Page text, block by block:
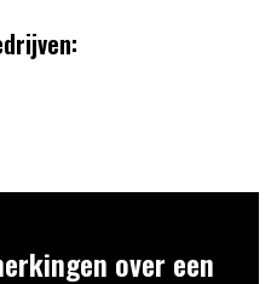
over een